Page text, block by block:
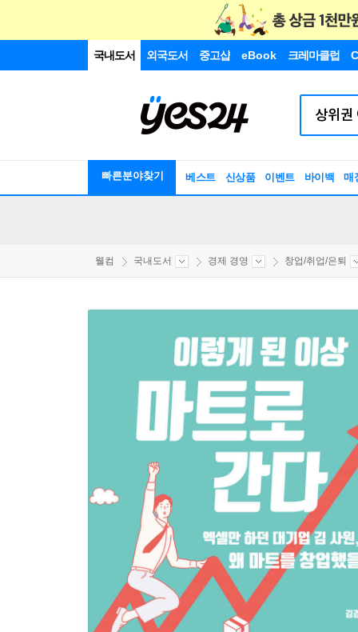
국내도서 외국도서 중고샵 eBook 크레마클럽
빠른분야찾기 베스트 신상품 이벤트 바이백 매
웰컴 국내도서 경제 경영 창업/취업/은퇴